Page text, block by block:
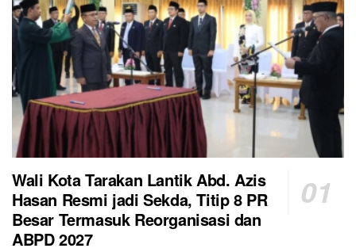
Wali Kota Tarakan Lantik Abd. Azis
Hasan Resmi jadi Sekda, Titip 8 PR
Besar Termasuk Reorganisasi dan
ABPD 2027